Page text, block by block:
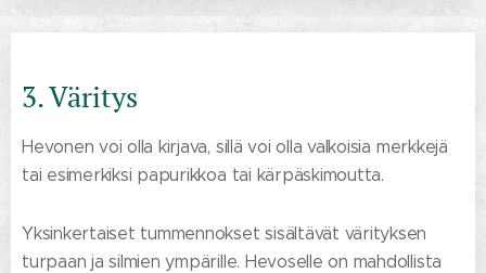
3. Väritys
Hevonen voi olla kirjava, sillä voi olla valkoisia merkkejä
tai esimerkiksi papurikkoa tai kärpäskimoutta.
Yksinkertaiset tummennokset sisältävät värityksen
turpaan ja silmien ympärille. Hevoselle on mahdollista